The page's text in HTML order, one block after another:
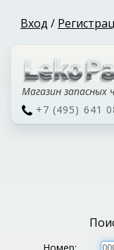
Вход /
Магазин запасных
+7 (495) 641